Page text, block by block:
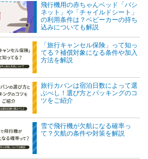
飛行機用の赤ちゃんベッド「バシ
ネット」や「チャイルドシート」
の利用条件は？ベビーカーの持ち
込みについても解説
「旅行キャンセル保険」って知っ
てる？補償対象になる条件や加入
方法を解説
旅行カバンは宿泊日数によって選
ぶべし！選び方とパッキングのコ
ツをご紹介
雪で飛行機が欠航になる確率っ
て？欠航の条件や対策を解説